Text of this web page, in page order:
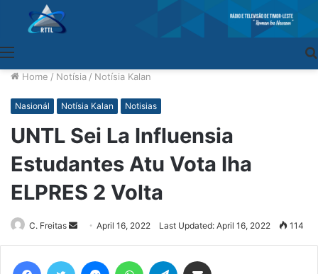
Home / Notísia / Notísia Kalan
Nasionál Notísia Kalan Notisias
UNTL Sei La Influensia
Estudantes Atu Vota Iha
ELPRES 2 Volta
C. Freitas
Send
an
email
April 16, 2022 Last Updated: April 16, 2022 114